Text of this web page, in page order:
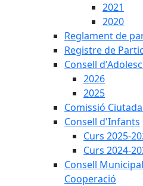
2021
2020
Reglament de
Registre de
Consell
2026
2025
Comissió
Consell d'Infants
Curs 2025-
Curs 2024-
Consell
Cooperació